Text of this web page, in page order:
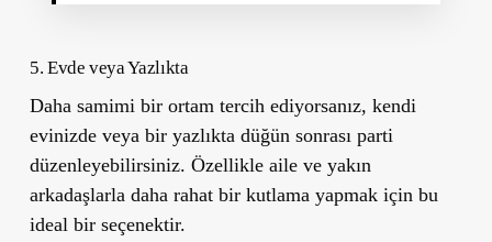
5. Evde veya Yazlıkta
Daha samimi bir ortam tercih ediyorsanız, kendi
evinizde veya bir yazlıkta düğün sonrası parti
düzenleyebilirsiniz. Özellikle aile ve yakın
arkadaşlarla daha rahat bir kutlama yapmak için bu
ideal bir seçenektir.